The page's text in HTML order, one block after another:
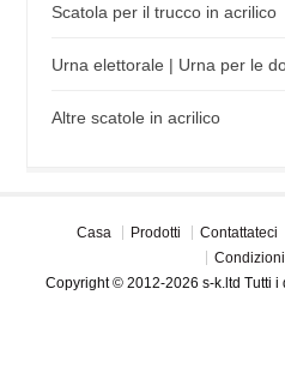
Scatola per il trucco in acrilico
Urna elettorale | Urna per le
Altre scatole in acrilico
Casa Prodotti Contattateci
Copyright © 2012-2026 s-k.ltd Tutti